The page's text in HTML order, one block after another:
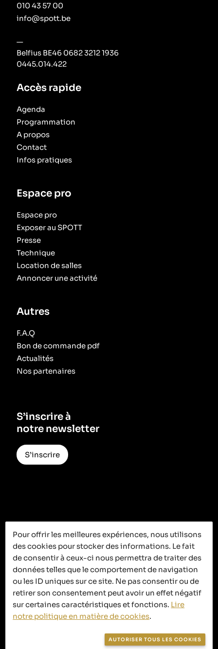
C’est ici que
ça se passe
Accès rapide
Agenda
Programmation
A propos
Contact
Infos pratiques
Espace pro
Espace pro
Exposer au SPOTT
Presse
Technique
Location de salles
Annoncer une activité
Autres
F.A.Q
Bon de commande pdf
Actualités
Nos partenaires
S’inscrire à
notre newsletter
S’inscrire
010 43 57 00
info@spott.be
—
Belfius BE46 0682 3212 1936
0445.014.422
Politique de confidentialité
Pour offrir les meilleures expériences, nous utilisons
des cookies pour stocker des informations. Le fait
de consentir à ceux-ci nous permettra de traiter des
données telles que le comportement de navigation
ou les ID uniques sur ce site. Ne pas consentir ou de
retirer son consentement peut avoir un effet négatif
sur certaines caractéristiques et fonctions. Lire
notre politique en matière de cookies.
AUTORISER TOUS LES COOKIES